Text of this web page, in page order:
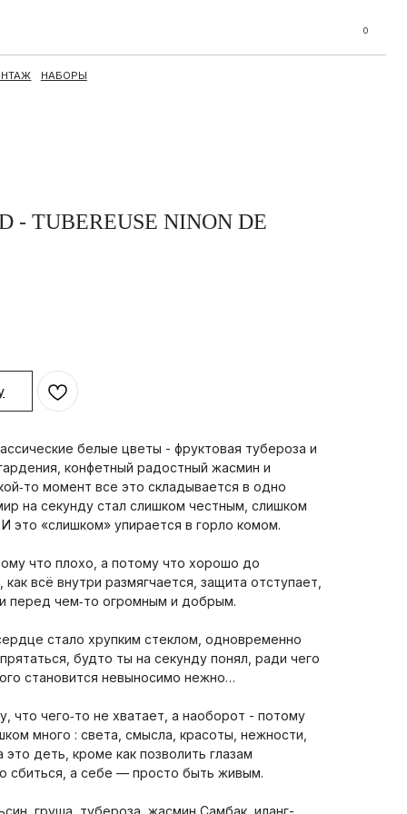
- TUBEREUSE NINON DE
белые цветы - фруктовая тубероза и
конфетный радостный жасмин и
момент все это складывается в одно
на секунду стал слишком честным, слишком
это «слишком» упирается в горло комом.
что плохо, а потому что хорошо до
всё внутри размягчается, защита отступает,
перед чем‑то огромным и добрым.
стало хрупким стеклом, одновременно
будто ты на секунду понял, ради чего
становится невыносимо нежно…
что чего‑то не хватает, а наоборот - потому
много : света, смысла, красоты, нежности,
деть, кроме как позволить глазам
сбиться, а себе — просто быть живым.